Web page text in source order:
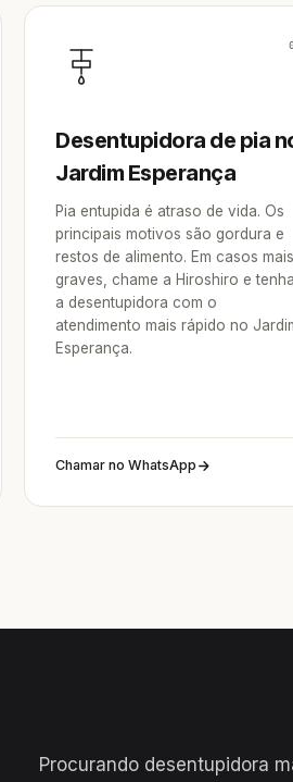
Desentupidora de pia
Jardim Esperança
Pia entupida é atraso de vida. Os
principais motivos são gordura e
restos de alimento. Em casos mais
graves, chame a Hiroshiro e tenha
a desentupidora com o
atendimento mais rápido no
Esperança.
Chamar no WhatsApp
Procurando desentupidora